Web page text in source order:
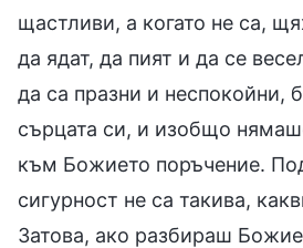
щастливи, а когато не са,
да ядат, да пият и да се
да са празни и неспокойни,
сърцата си, и изобщо
към Божието поръчение.
сигурност не са такива,
Затова, ако разбираш